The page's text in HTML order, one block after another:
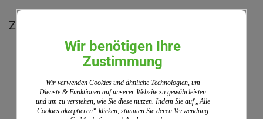
Zu diesem Produkt empfehlen wir Ihnen:
Wir benötigen Ihre
Zustimmung
Wir verwenden Cookies und ähnliche Technologien, um
Dienste & Funktionen auf unserer Website zu gewährleisten
und um zu verstehen, wie Sie diese nutzen. Indem Sie auf „Alle
Cookies akzeptieren“ klicken, stimmen Sie deren Verwendung